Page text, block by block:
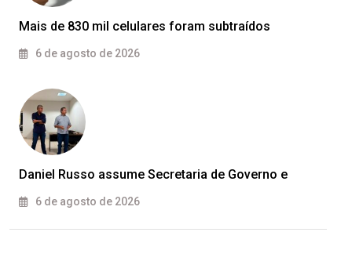
Mais de 830 mil celulares foram subtraídos
6 de agosto de 2026
Daniel Russo assume Secretaria de Governo e
6 de agosto de 2026